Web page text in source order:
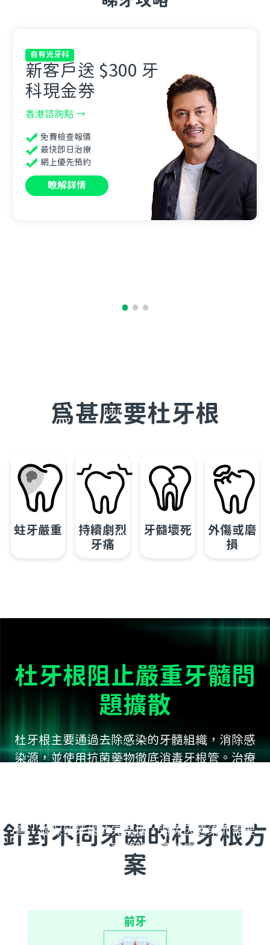
自有光牙科
新客戶送 $300 牙
科現金券
香港諮詢點 →
免費檢查報價
最快即日治療
網上優先預約
瞭解詳情
為甚麼要杜牙根
蛀牙嚴重
持續劇烈
牙痛
牙髓壞死
外傷或磨
損
杜牙根阻止嚴重牙髓問
題擴散
杜牙根主要通過去除感染的牙髓組織，消除感
染源，並使用抗菌藥物徹底消毒牙根管。治療
適，並保留牙齒的完整性，避免因感染而需要
拔牙，維護整體口腔健康。
針對不同牙齒的杜牙根方
案